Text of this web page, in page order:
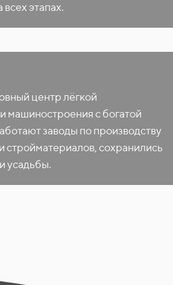
этапах.
центр лёгкой
машиностроения с богатой
заводы по производству
стройматериалов, сохранились
усадьбы.